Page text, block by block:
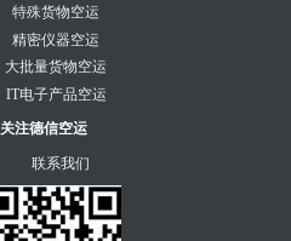
特殊货物空运
精密仪器空运
大批量货物空运
IT电子产品空运
联系我们
关注德信空运